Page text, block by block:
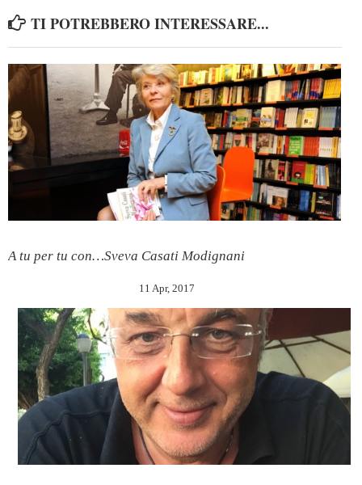
TI POTREBBERO INTERESSARE...
A tu per tu con…Sveva Casati Modignani
11 Apr, 2017